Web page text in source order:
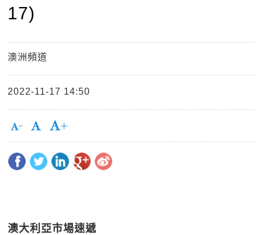
17)
澳洲頻道
2022-11-17 14:50
澳大利亞市場速遞